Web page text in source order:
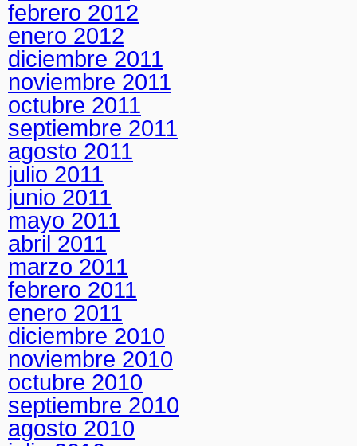
febrero 2012
enero 2012
diciembre 2011
noviembre 2011
octubre 2011
septiembre 2011
agosto 2011
julio 2011
junio 2011
mayo 2011
abril 2011
marzo 2011
febrero 2011
enero 2011
diciembre 2010
noviembre 2010
octubre 2010
septiembre 2010
agosto 2010